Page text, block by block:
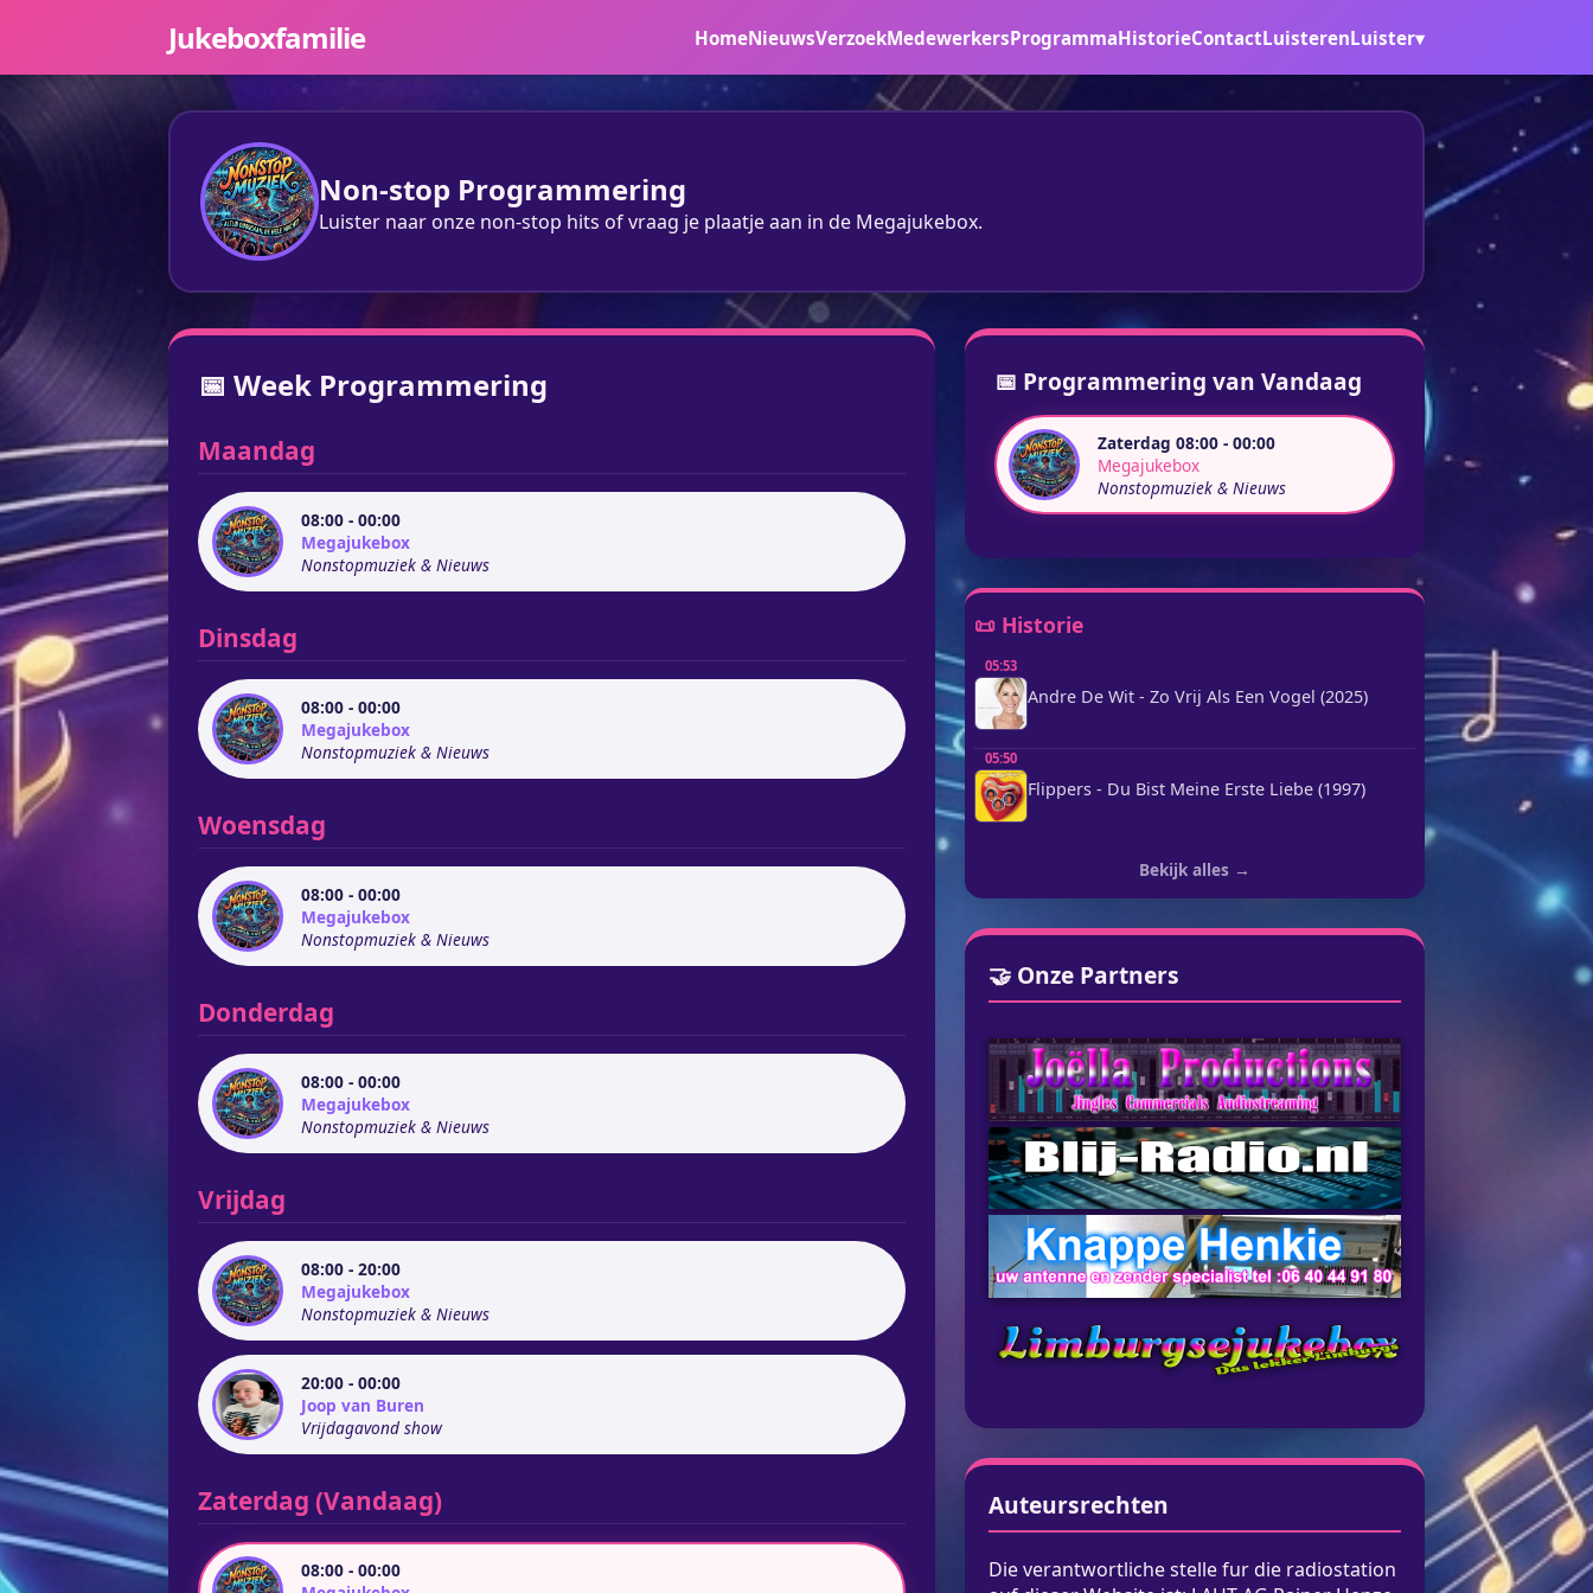
Jukeboxfamilie HomeNieuwsVerzoekMedewerkersProgrammaHistorieContactLuisterenLuister▾
Non-stop Programmering
Luister naar onze non-stop hits of vraag je plaatje aan in de Megajukebox.
📅 Week Programmering
Maandag
08:00 - 00:00
Megajukebox
Nonstopmuziek & Nieuws
Dinsdag
08:00 - 00:00
Megajukebox
Nonstopmuziek & Nieuws
Woensdag
08:00 - 00:00
Megajukebox
Nonstopmuziek & Nieuws
Donderdag
08:00 - 00:00
Megajukebox
Nonstopmuziek & Nieuws
Vrijdag
08:00 - 20:00
Megajukebox
Nonstopmuziek & Nieuws
20:00 - 00:00
Joop van Buren
Vrijdagavond show
Zaterdag (Vandaag)
08:00 - 00:00
📅 Programmering van Vandaag
Zaterdag 08:00 - 00:00
Megajukebox
Nonstopmuziek & Nieuws
📜 Historie
05:53
Andre De Wit - Zo Vrij Als Een Vogel (2025)
05:50
Flippers - Du Bist Meine Erste Liebe (1997)
Bekijk alles →
🤝 Onze Partners
Auteursrechten
Die verantwortliche stelle fur die radiostation